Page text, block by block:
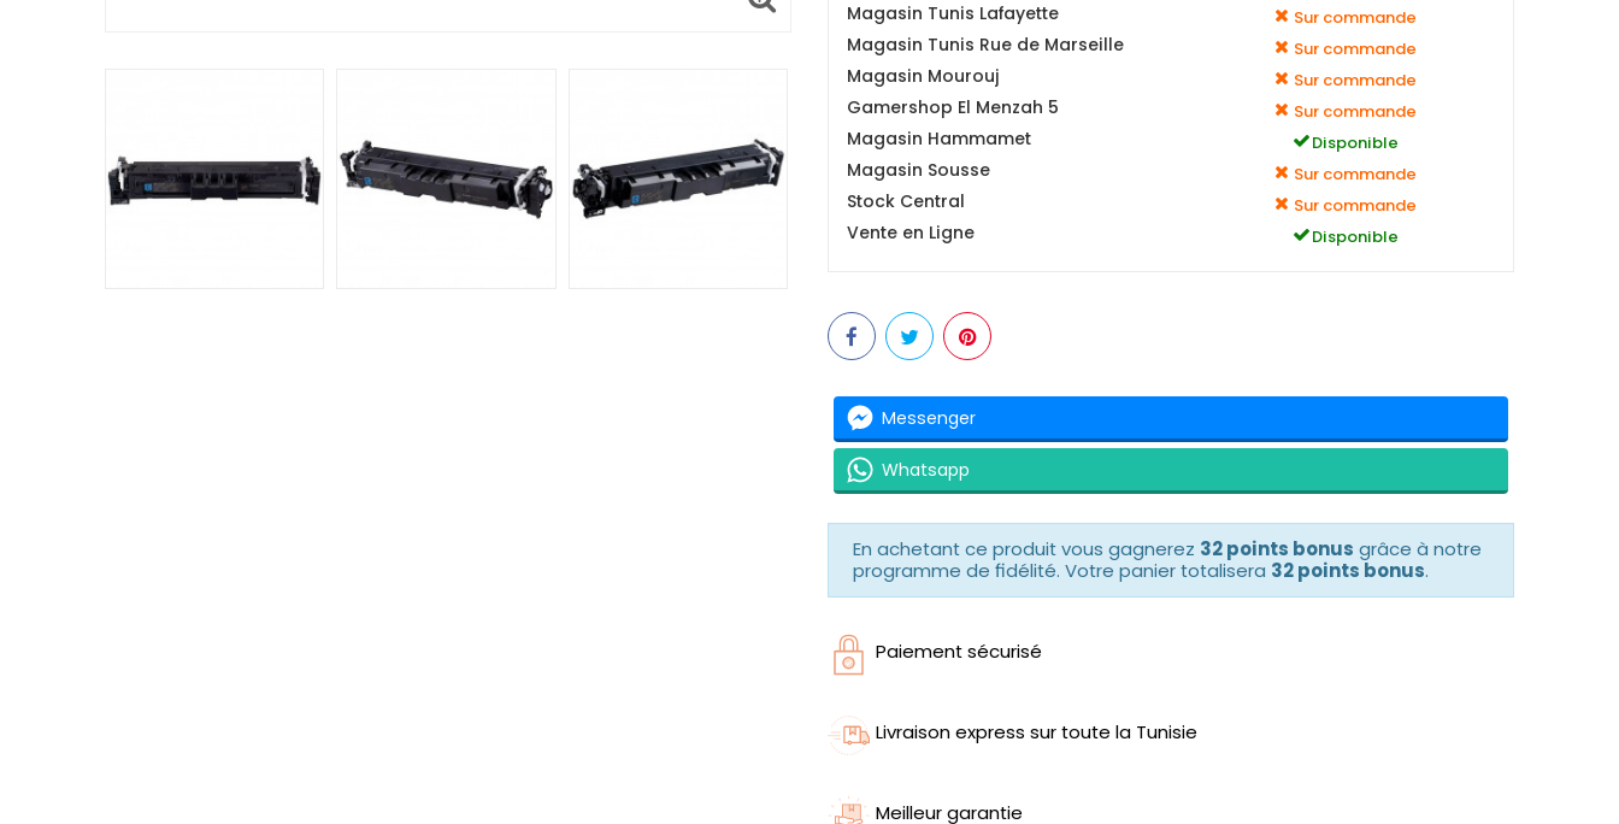
Magasin Tunis Lafayette Sur commande
Magasin Tunis Rue de Marseille Sur commande
Magasin Mourouj Sur commande
Gamershop El Menzah 5 Sur commande
Magasin Hammamet Disponible
Magasin Sousse Sur commande
Stock Central Sur commande
Vente en Ligne Disponible
Messenger
Whatsapp
En achetant ce produit vous gagnerez 32 points bonus grâce à notre
programme de fidélité. Votre panier totalisera 32 points bonus.
Paiement sécurisé
Livraison express sur toute la Tunisie
Meilleur garantie